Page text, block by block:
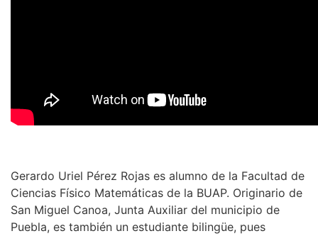
Gerardo Uriel Pérez Rojas es alumno de la Facultad de
Ciencias Físico Matemáticas de la BUAP. Originario de
San Miguel Canoa, Junta Auxiliar del municipio de
Puebla, es también un estudiante bilingüe, pues